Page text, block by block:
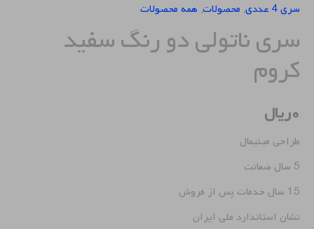
سری 4 عددی , محصولات, همه محصولات
سری ناتولی دو رنگ سفید
کروم
۰ریال
طراحی مینیمال
5 سال ضمانت
15 سال خدمات پس از فروش
نشان استاندارد ملی ایران